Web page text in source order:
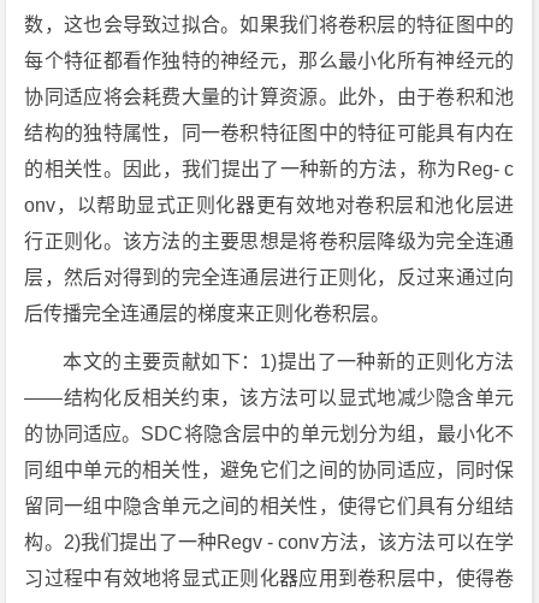
数，这也会导致过拟合。如果我们将卷积层的特征图中的
每个特征都看作独特的神经元，那么最小化所有神经元的
协同适应将会耗费大量的计算资源。此外，由于卷积和池
结构的独特属性，同一卷积特征图中的特征可能具有内在
的相关性。因此，我们提出了一种新的方法，称为Reg- c
onv，以帮助显式正则化器更有效地对卷积层和池化层进
行正则化。该方法的主要思想是将卷积层降级为完全连通
层，然后对得到的完全连通层进行正则化，反过来通过向
后传播完全连通层的梯度来正则化卷积层。
本文的主要贡献如下：1)提出了一种新的正则化方法
——结构化反相关约束，该方法可以显式地减少隐含单元
的协同适应。SDC将隐含层中的单元划分为组，最小化不
同组中单元的相关性，避免它们之间的协同适应，同时保
留同一组中隐含单元之间的相关性，使得它们具有分组结
构。2)我们提出了一种Regv - conv方法，该方法可以在学
习过程中有效地将显式正则化器应用到卷积层中，使得卷